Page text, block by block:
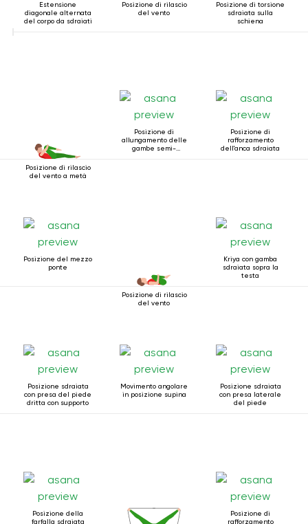
Estensione
diagonale alternata
del corpo da sdraiati
Posizione di rilascio
del vento
Posizione di torsione
sdraiata sulla
schiena
Posizione di rilascio
del vento a metà
Posizione di
allungamento delle
gambe semi-
Posizione di
rafforzamento
dell'anca sdraiata
Posizione del mezzo
ponte
Posizione di rilascio
del vento
Kriya con gamba
sdraiata sopra la
testa
Posizione sdraiata
con presa del piede
dritta con supporto
Movimento angolare
in posizione supina
Posizione sdraiata
con presa laterale
del piede
Posizione della
farfalla sdraiata
Posizione di
rafforzamento